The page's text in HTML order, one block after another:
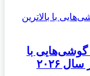
گوشی‌هایی با
۲۰۲۶